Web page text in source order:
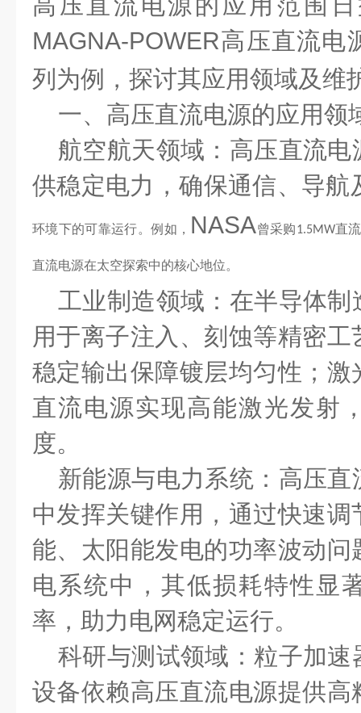
MAGNA-POWER高压直流电
列为例，探讨其应用领域及维
一、高压直流电源的应用领
航空航天领域 ：高压直流
供稳定电力，确保通信、导航
环境下的可靠运行。例如， NASA曾采购1.5MW直
直流电源在太空探索中的核心地位。
工业制造领域：在半导体
用于离子注入、刻蚀等精密
稳定输出保障镀层均匀性；
直流电源实现高能激光发射
度。
新能源与电力系统：高压
中发挥关键作用，通过快速
能、太阳能发电的功率波动
电系统中，其低损耗特性显
率，助力电网稳定运行。
科研与测试领域：粒子加速
设备依赖高压直流电源提供